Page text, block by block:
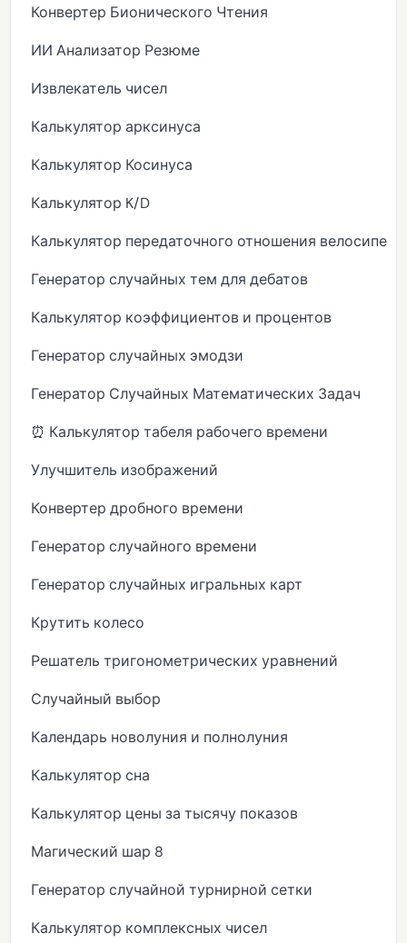
Конвертер Бионического Чтения
ИИ Анализатор Резюме
Извлекатель чисел
Калькулятор арксинуса
Калькулятор Косинуса
Калькулятор K/D
Калькулятор передаточного отношения велосипеда
Генератор случайных тем для дебатов
Калькулятор коэффициентов и процентов
Генератор случайных эмодзи
Генератор Случайных Математических Задач
⏰ Калькулятор табеля рабочего времени
Улучшитель изображений
Конвертер дробного времени
Генератор случайного времени
Генератор случайных игральных карт
Крутить колесо
Решатель тригонометрических уравнений
Случайный выбор
Календарь новолуния и полнолуния
Калькулятор сна
Калькулятор цены за тысячу показов
Магический шар 8
Генератор случайной турнирной сетки
Калькулятор комплексных чисел